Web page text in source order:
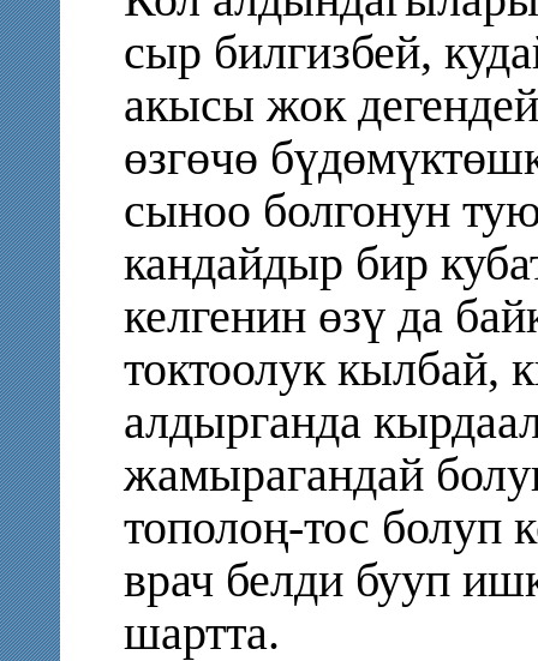
сыр билгизбей,
акысы жок
өзгөчө
сыноо болгонун
кандайдыр бир
келгенин өзү да
токтоолук кылбай,
алдырганда
жамырагандай
тополоң-тос
врач белди бууп
шартта.